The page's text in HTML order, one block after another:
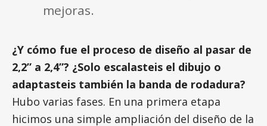
mejoras.
¿Y cómo fue el proceso de diseño al pasar de
2,2” a 2,4”? ¿Solo escalasteis el dibujo o
adaptasteis también la banda de rodadura?
Hubo varias fases. En una primera etapa
hicimos una simple ampliación del diseño de la